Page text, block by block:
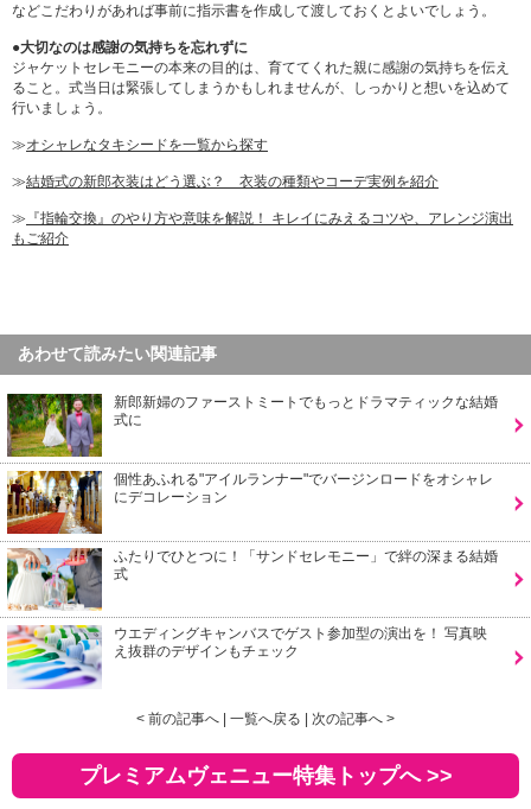
などこだわりがあれば事前に指示書を作成して渡しておくとよいでしょう。
●大切なのは感謝の気持ちを忘れずに
ジャケットセレモニーの本来の目的は、育ててくれた親に感謝の気持ちを伝え
ること。式当日は緊張してしまうかもしれませんが、しっかりと想いを込めて
行いましょう。
≫オシャレなタキシードを一覧から探す
≫結婚式の新郎衣装はどう選ぶ？ 衣装の種類やコーデ実例を紹介
≫ 『指輪交換』のやり方や意味を解説！ キレイにみえるコツや、アレンジ演出
もご紹介
あわせて読みたい関連記事
新郎新婦のファーストミートでもっとドラマティックな結婚
式に
個性あふれる"アイルランナー"でバージンロードをオシャレ
にデコレーション
ふたりでひとつに！「サンドセレモニー」で絆の深まる結婚
式
ウエディングキャンバスでゲスト参加型の演出を！ 写真映
え抜群のデザインもチェック
< 前の記事へ | 一覧へ戻る | 次の記事へ >
プレミアムヴェニュー特集トップへ >>